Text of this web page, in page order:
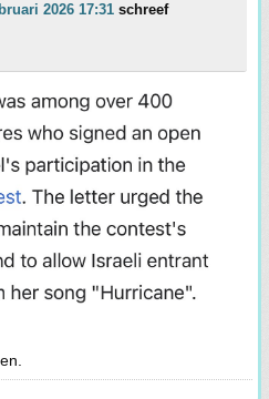
2026 17:31 schreef